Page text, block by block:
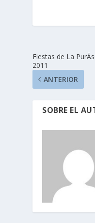
Fiestas de La
2011
ANTERIOR
SOBRE EL